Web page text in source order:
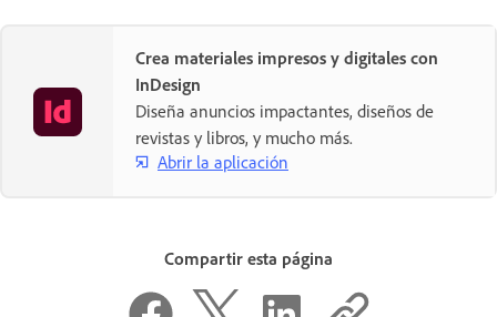
Crea materiales impresos y digitales con
InDesign
Diseña anuncios impactantes, diseños de
revistas y libros, y mucho más.
Abrir la aplicación
Compartir esta página